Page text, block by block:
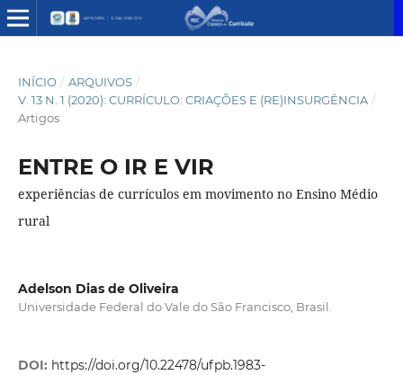
INÍCIO / ARQUIVOS /
V. 13 N. 1 (2020): CURRÍCULO: CRIAÇÕES E (RE)INSURGÊNCIA /
Artigos
ENTRE O IR E VIR
experiências de currículos em movimento no Ensino Médio
rural
Adelson Dias de Oliveira
Universidade Federal do Vale do São Francisco, Brasil.
DOI: https://doi.org/10.22478/ufpb.1983-